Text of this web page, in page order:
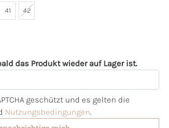
41 42
das Produkt wieder auf Lager ist.
geschützt und es gelten die
Nutzungsbedingungen.